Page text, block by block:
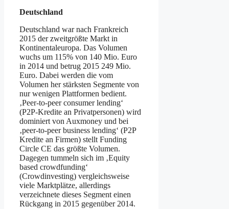
Deutschland
Deutschland war nach Frankreich
2015 der zweitgrößte Markt in
Kontinentaleuropa. Das Volumen
wuchs um 115% von 140 Mio. Euro
in 2014 und betrug 2015 249 Mio.
Euro. Dabei werden die vom
Volumen her stärksten Segmente von
nur wenigen Plattformen bedient.
‚Peer-to-peer consumer lending‘
(P2P-Kredite an Privatpersonen) wird
dominiert von Auxmoney und bei
‚peer-to-peer business lending‘ (P2P
Kredite an Firmen) stellt Funding
Circle CE das größte Volumen.
Dagegen tummeln sich im ‚Equity
based crowdfunding‘
(Crowdinvesting) vergleichsweise
viele Marktplätze, allerdings
verzeichnete dieses Segment einen
Rückgang in 2015 gegenüber 2014.